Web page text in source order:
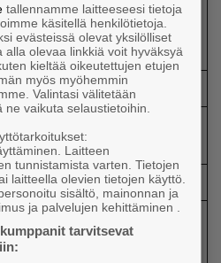
1793000 108000
7000 2551000
42000
1223000 23000
tallennamme laitteeseesi tietoja
käsitellä henkilötietoja.
evästeissä olevat yksilölliset
olevaa linkkiä voit hyväksyä
kieltää oikeutettujen etujen
myös myöhemmin
Valintasi välitetään
vaikuta selaustietoihin.
Laitteen
tunnistamista varten. Tietojen
laitteella olevien tietojen käyttö.
sisältö, mainonnan ja
ja palvelujen kehittäminen .
tarvitsevat